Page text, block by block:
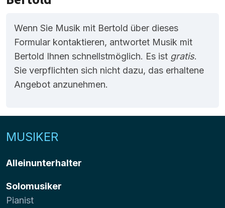
Wenn Sie Musik mit Bertold über dieses
Formular kontaktieren, antwortet Musik mit
Bertold Ihnen schnellstmöglich. Es ist gratis.
Sie verpflichten sich nicht dazu, das erhaltene
Angebot anzunehmen.
MUSIKER
Alleinunterhalter
Solomusiker
Pianist